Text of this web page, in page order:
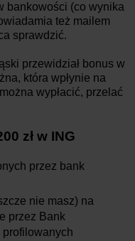
bankowości (co wynika
też mailem
sprawdzić.
przewidział bonus w
która wpłynie na
wypłacić, przelać
zł w ING
przez bank
nie masz) na
przez Bank